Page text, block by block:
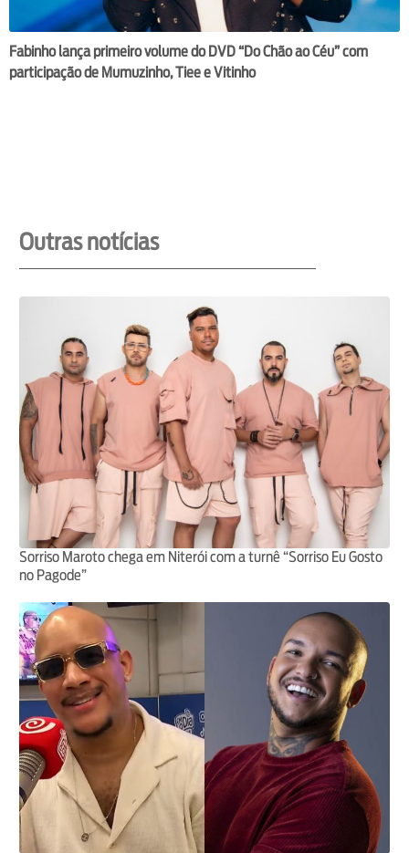
Fabinho lança primeiro volume do DVD “Do Chão ao Céu” com
participação de Mumuzinho, Tiee e Vitinho
Outras notícias
Sorriso Maroto chega em Niterói com a turnê “Sorriso Eu Gosto
no Pagode”